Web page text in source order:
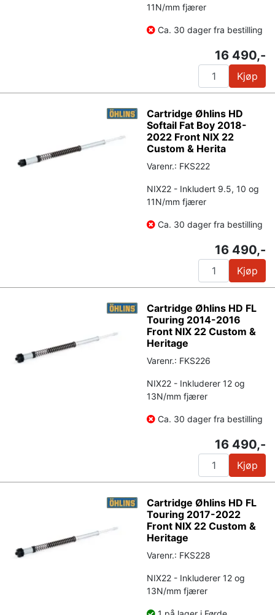
11N/mm fjærer
Ca. 30 dager fra bestilling
16 490,-
Kjøp
Cartridge Øhlins HD
Softail Fat Boy 2018-
2022 Front NIX 22
Custom & Herita
Varenr.: FKS222
NIX22 - Inkludert 9.5, 10 og
11N/mm fjærer
Ca. 30 dager fra bestilling
16 490,-
Kjøp
Cartridge Øhlins HD FL
Touring 2014-2016
Front NIX 22 Custom &
Heritage
Varenr.: FKS226
NIX22 - Inkluderer 12 og
13N/mm fjærer
Ca. 30 dager fra bestilling
16 490,-
Kjøp
Cartridge Øhlins HD FL
Touring 2017-2022
Front NIX 22 Custom &
Heritage
Varenr.: FKS228
NIX22 - Inkluderer 12 og
13N/mm fjærer